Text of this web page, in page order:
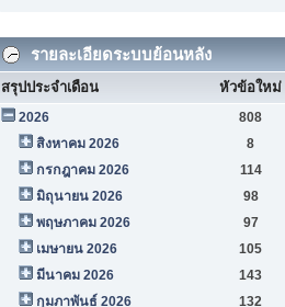
รายละเอียดระบบย้อนหลัง
สรุปประจำเดือน หัวข้อใหม่
2026
808
สิงหาคม 2026
8
กรกฎาคม 2026
114
มิถุนายน 2026
98
พฤษภาคม 2026
97
เมษายน 2026
105
มีนาคม 2026
143
กุมภาพันธ์ 2026
132